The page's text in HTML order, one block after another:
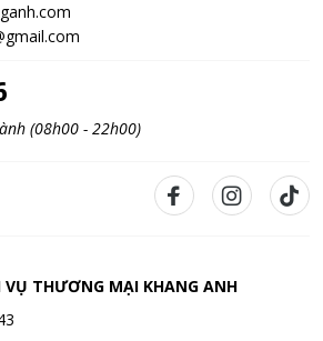
(08h00 - 22h00)
VỤ THƯƠNG MẠI KHANG ANH